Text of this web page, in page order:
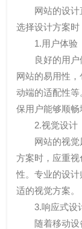
网站的设
选择设计方案时
1.用户体验
良好的用
网站的易用性
动端的适配性
保用户能够顺畅
2.视觉设计
网站的视
方案时，应重
性。专业的设
适的视觉方案。
3.响应式设
随着移动